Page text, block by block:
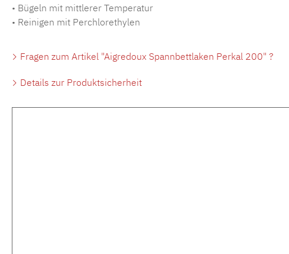
• Bügeln mit mittlerer Temperatur
• Reinigen mit Perchlorethylen
Fragen zum Artikel "Aigredoux Spannbettlaken Perkal 200" ?
Details zur Produktsicherheit